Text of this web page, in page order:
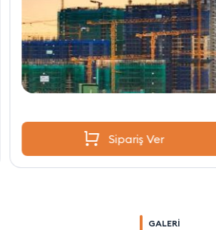
Sipariş Ver
GALERİ